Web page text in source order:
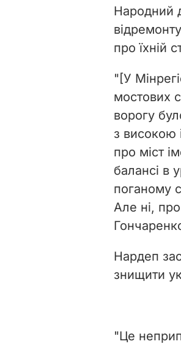
Народний
про їхній
"[У
мостових
ворогу
з високою
про міст
балансі в
поганому
Але ні,
Нардеп
знищити
"Це